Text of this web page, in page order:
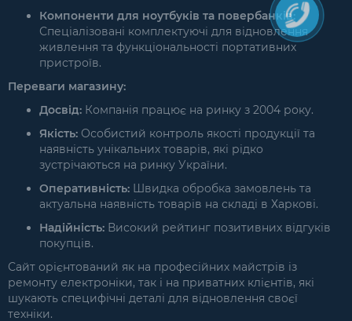
Компоненти для ноутбуків та повербанків:
Спеціалізовані комплектуючі для відновлення
живлення та функціональності портативних
пристроїв.
Переваги магазину:
Досвід: Компанія працює на ринку з 2004 року.
Якість: Особистий контроль якості продукції та
наявність унікальних товарів, які рідко
зустрічаються на ринку України.
Оперативність: Швидка обробка замовлень та
актуальна наявність товарів на складі в Харкові.
Надійність: Високий рейтинг позитивних відгуків
покупців.
Сайт орієнтований як на професійних майстрів із
ремонту електроніки, так і на приватних клієнтів, які
шукають специфічні деталі для відновлення своєї
техніки.